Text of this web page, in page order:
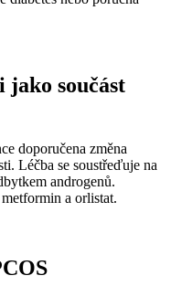
jako součást
doporučena změna
Léčba se soustřeďuje na
androgenů.
a orlistat.